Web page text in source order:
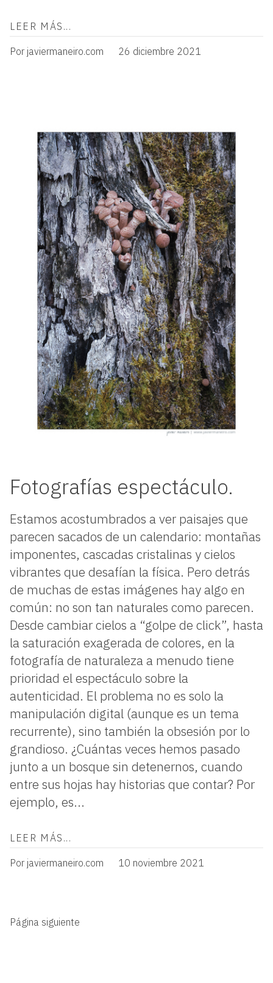
LEER MÁS...
Por javiermaneiro.com 26 diciembre 2021
Fotografías espectáculo.
Estamos acostumbrados a ver paisajes que
parecen sacados de un calendario: montañas
imponentes, cascadas cristalinas y cielos
vibrantes que desafían la física. Pero detrás
de muchas de estas imágenes hay algo en
común: no son tan naturales como parecen.
Desde cambiar cielos a “golpe de click”, hasta
la saturación exagerada de colores, en la
fotografía de naturaleza a menudo tiene
prioridad el espectáculo sobre la
autenticidad. El problema no es solo la
manipulación digital (aunque es un tema
recurrente), sino también la obsesión por lo
grandioso. ¿Cuántas veces hemos pasado
junto a un bosque sin detenernos, cuando
entre sus hojas hay historias que contar? Por
ejemplo, es...
LEER MÁS...
Por javiermaneiro.com 10 noviembre 2021
Página siguiente